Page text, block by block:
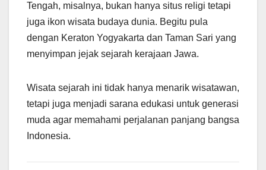
Tengah, misalnya, bukan hanya situs religi tetapi
juga ikon wisata budaya dunia. Begitu pula
dengan Keraton Yogyakarta dan Taman Sari yang
menyimpan jejak sejarah kerajaan Jawa.
Wisata sejarah ini tidak hanya menarik wisatawan,
tetapi juga menjadi sarana edukasi untuk generasi
muda agar memahami perjalanan panjang bangsa
Indonesia.